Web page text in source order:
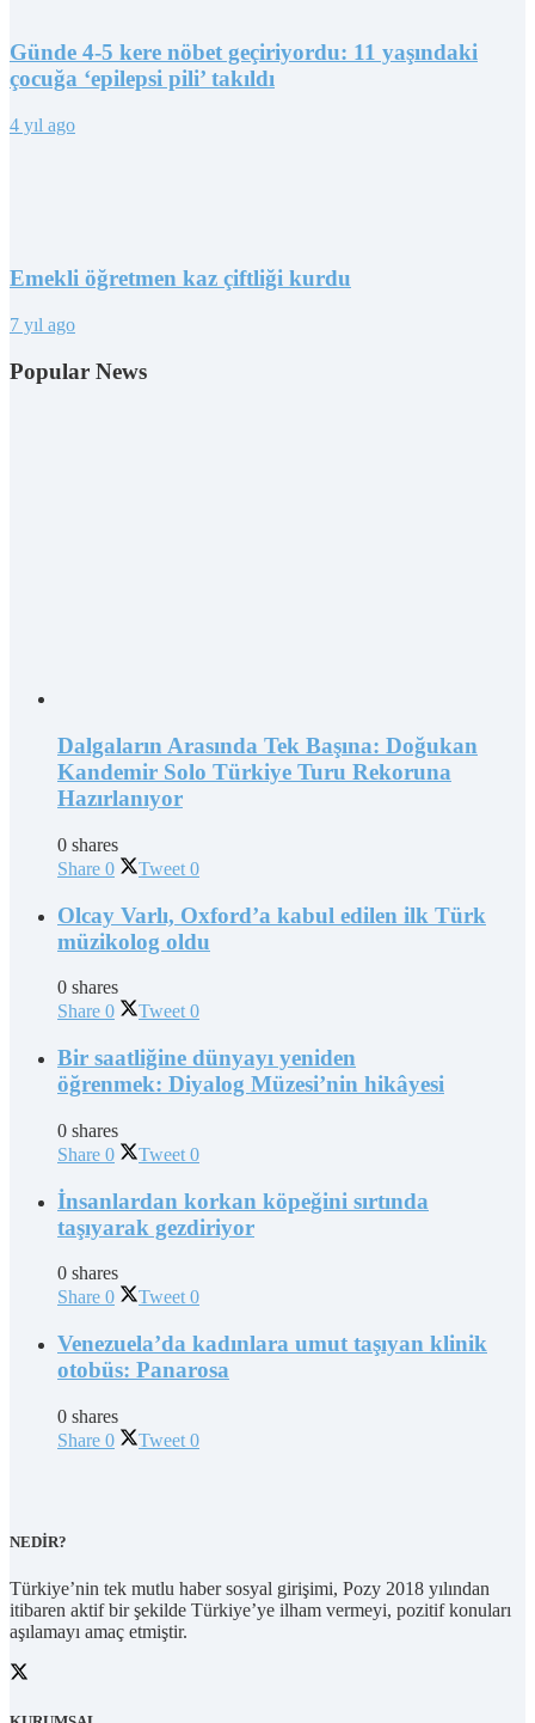
Günde 4-5 kere nöbet geçiriyordu: 11 yaşındaki
çocuğa ‘epilepsi pili’ takıldı
4 yıl ago
Emekli öğretmen kaz çiftliği kurdu
7 yıl ago
Popular News
Dalgaların Arasında Tek Başına: Doğukan
Kandemir Solo Türkiye Turu Rekoruna
Hazırlanıyor
0 shares
Share 0 Tweet 0
Olcay Varlı, Oxford’a kabul edilen ilk Türk
müzikolog oldu
0 shares
Share 0 Tweet 0
Bir saatliğine dünyayı yeniden
öğrenmek: Diyalog Müzesi’nin hikâyesi
0 shares
Share 0 Tweet 0
İnsanlardan korkan köpeğini sırtında
taşıyarak gezdiriyor
0 shares
Share 0 Tweet 0
Venezuela’da kadınlara umut taşıyan klinik
otobüs: Panarosa
0 shares
Share 0 Tweet 0
NEDİR?
Türkiye’nin tek mutlu haber sosyal girişimi, Pozy 2018 yılından
itibaren aktif bir şekilde Türkiye’ye ilham vermeyi, pozitif konuları
aşılamayı amaç etmiştir.